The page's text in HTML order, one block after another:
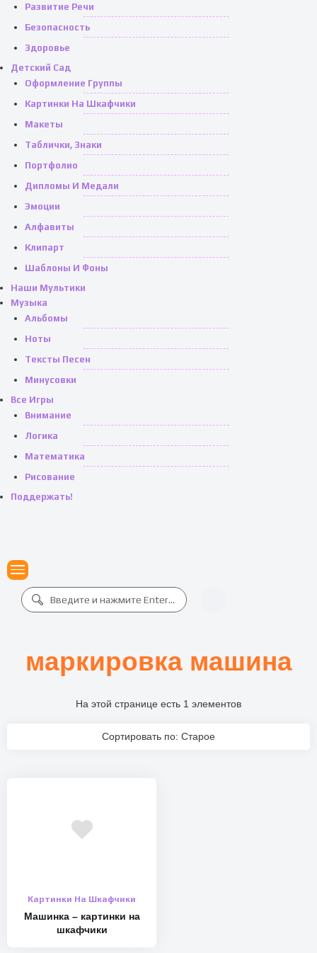
Развитие Речи
Безопасность
Здоровье
Детский Сад
Оформление Группы
Картинки На Шкафчики
Макеты
Таблички, Знаки
Портфолио
Дипломы И Медали
Эмоции
Алфавиты
Клипарт
Шаблоны И Фоны
Наши Мультики
Музыка
Альбомы
Ноты
Тексты Песен
Минусовки
Все Игры
Внимание
Логика
Математика
Рисование
Поддержать!
маркировка машина
Сортировать по: Старое
На этой странице есть 1 элементов
Картинки На Шкафчики
Машинка – картинки на
шкафчики